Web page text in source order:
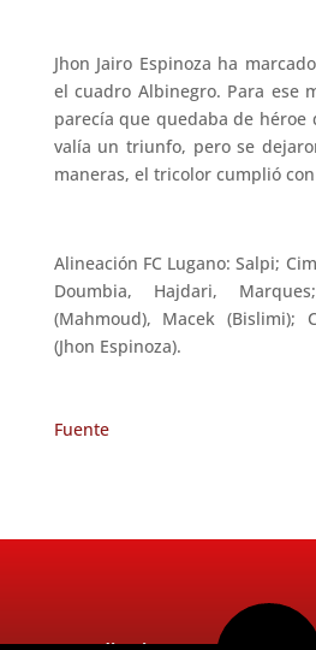
Jhon Jairo Espinoza ha
el cuadro Albinegro. Para ese
parecía que quedaba de
valía un triunfo, pero se
maneras, el tricolor cumplió
Alineación FC Lugano: Salpi;
Doumbia, Hajdari,
(Mahmoud), Macek (Bislimi);
(Jhon Espinoza).
Fuente